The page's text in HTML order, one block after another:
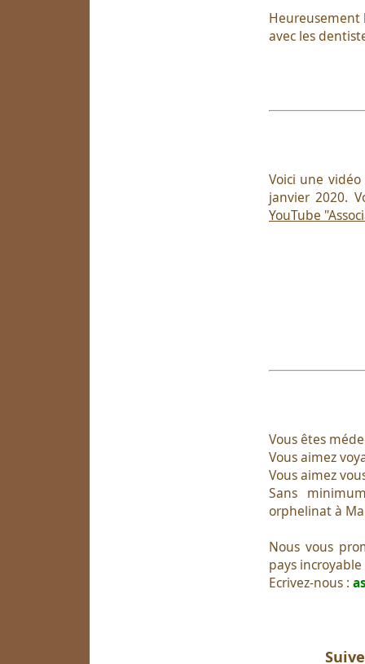
avec les
Voici une
janvier 2020.
YouTube
Vous êtes
Vous aimez
Vous aimez
Sans
orphelinat à
Nous vous
pays incroyable
Ecrivez-nous :